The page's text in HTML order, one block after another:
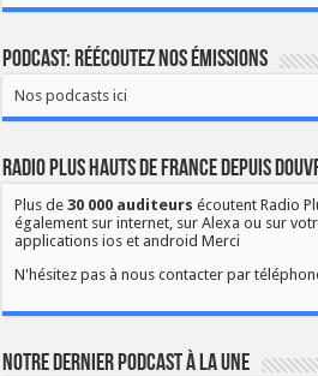
Podcast: Réécoutez nos émissions
Nos podcasts ici
Radio Plus Hauts de France depuis
Plus de30 000 auditeurs écoutent Radio
également sur internet, sur Alexa ou sur
applications ios et android Merci
N'hésitez pas à nous contacter par
Notre dernier podcast à la une